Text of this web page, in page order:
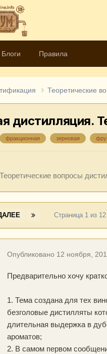
Блоги Правила
Теоретические
дистилляция.
фракционная зерновая
Теоретические вопросы
Страница 1 из 12
Опубликовано 12 ноября,
Предварительно хочу
1. Тема создана для тех
безголовые дистилляты
длительная выдержка в
ароматов;
2. В самом первом